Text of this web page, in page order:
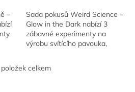
–
Sada pokusů Weird Science –
Glow in the Dark nabízí 3
zábavné experimenty na
výrobu svítícího pavouka,
samolepek. Ideální pro děti od
8 let.
O
položek celkem